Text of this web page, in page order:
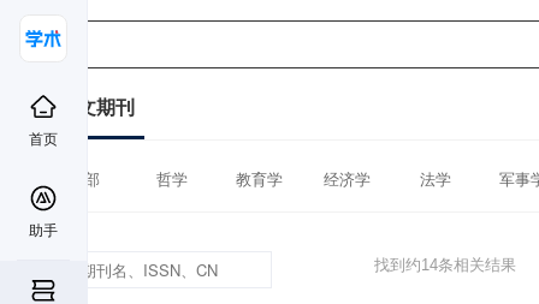
首页
助手
中文期刊
全部 哲学 教育学 经济学 法学 军事
找到约14条相关结果